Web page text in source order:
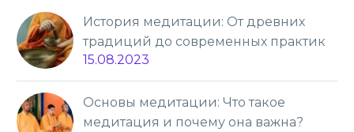
История медитации: От древних
традиций до современных практик
15.08.2023
Основы медитации: Что такое
медитация и почему она важна?